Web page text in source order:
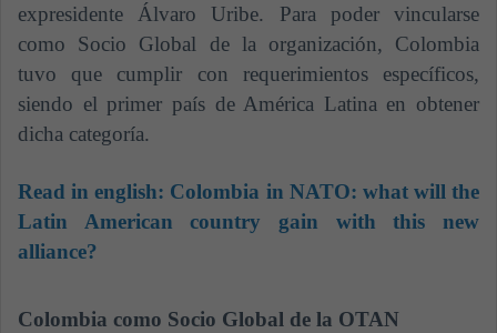
expresidente Álvaro Uribe. Para poder vincularse
como Socio Global de la organización, Colombia
tuvo que cumplir con requerimientos específicos,
siendo el primer país de América Latina en obtener
dicha categoría.
Read in english: Colombia in NATO: what will the
Latin American country gain with this new
alliance?
Colombia como Socio Global de la OTAN